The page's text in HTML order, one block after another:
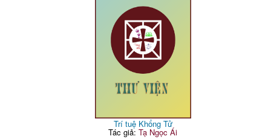
Trí tuệ Khổng Tử
Tác giả:Tạ Ngọc Ái